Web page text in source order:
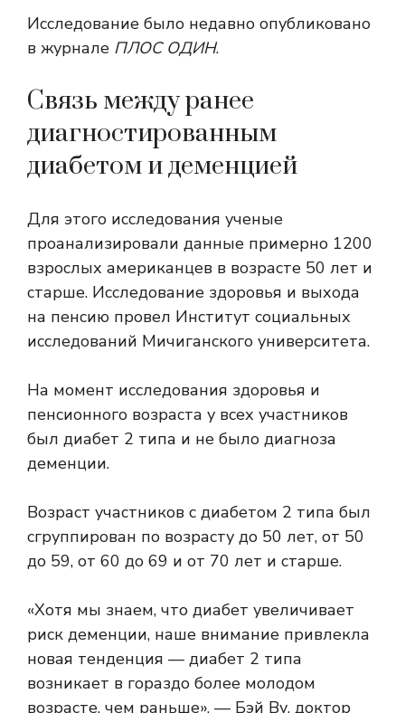
Исследование было недавно опубликовано
в журнале ПЛОС ОДИН.
Связь между ранее
диагностированным
диабетом и деменцией
Для этого исследования ученые
проанализировали данные примерно 1200
взрослых американцев в возрасте 50 лет и
старше. Исследование здоровья и выхода
на пенсию провел Институт социальных
исследований Мичиганского университета.
На момент исследования здоровья и
пенсионного возраста у всех участников
был диабет 2 типа и не было диагноза
деменции.
Возраст участников с диабетом 2 типа был
сгруппирован по возрасту до 50 лет, от 50
до 59, от 60 до 69 и от 70 лет и старше.
«Хотя мы знаем, что диабет увеличивает
риск деменции, наше внимание привлекла
новая тенденция — диабет 2 типа
возникает в гораздо более молодом
возрасте, чем раньше», — Бэй Ву, доктор